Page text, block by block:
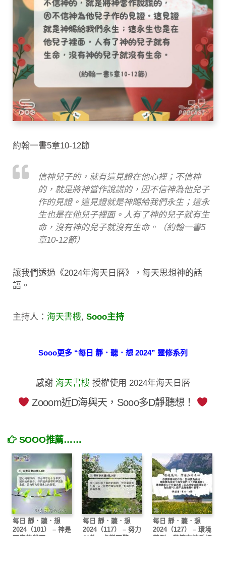
約翰一書5章10-12節
信神兒子的，就有這見證在他心裡；不信神
的，就是將神當作說謊的，因不信神為他兒子
作的見證。這見證就是神賜給我們永生；這永
生也是在他兒子裡面。人有了神的兒子就有生
命，沒有神的兒子就沒有生命。（約翰一書5
章10-12節）
讓我們透過《2024年海天日曆》，每天思想神的話
語。
主持人： 海天書樓, Sooo主持
Sooo更多 “每日 靜．聽．想 2024” 靈修系列
感謝 海天書樓 授權使用 2024年海天日曆
Zooom近D海與天，Sooo多D靜聽想！
SOOO推薦……
每日 靜．聽．想
2024（101） – 神是
可靠的磐石
每日 靜．聽．想
2024（117） – 努力
以赴，處變不驚
每日 靜．聽．想
2024（127） – 環境
莫測，掌管在神手裡